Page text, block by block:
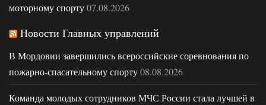
моторному спорту07.08.2026
Новости Главных управлений
В Мордовии завершились всероссийские соревнования по
пожарно-спасательному спорту08.08.2026
Команда молодых сотрудников МЧС России стала лучшей в